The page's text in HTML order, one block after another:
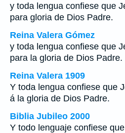
y toda lengua confiese que
para gloria de Dios Padre.
Reina Valera Gómez
y toda lengua confiese que
para la gloria de Dios Padre.
Reina Valera 1909
Y toda lengua confiese que
á la gloria de Dios Padre.
Biblia Jubileo 2000
Y todo lenguaje confiese